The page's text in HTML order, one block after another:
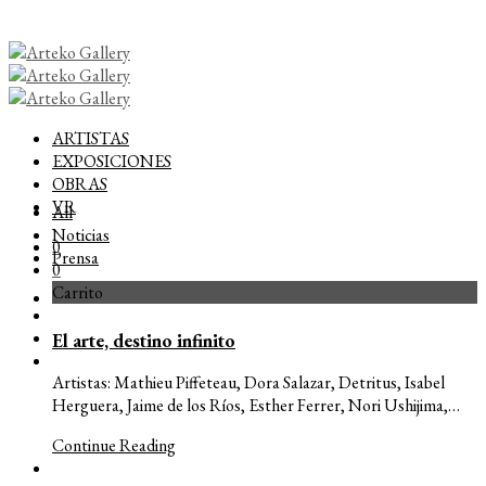
ARTISTAS
EXPOSICIONES
OBRAS
VR
0
0
Carrito
All
Noticias
Prensa
El arte, destino infinito
Artistas: Mathieu Piffeteau, Dora Salazar, Detritus, Isabel
Herguera, Jaime de los Ríos, Esther Ferrer, Nori Ushijima,…
Continue Reading